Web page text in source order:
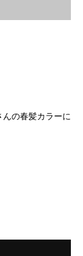
の春髪カラーに